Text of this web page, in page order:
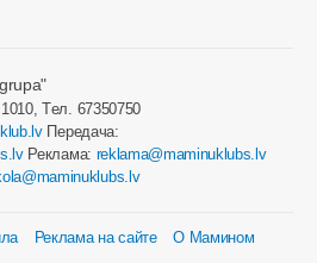
Tел. 67350750
Передача:
Реклама: reklama@maminuklubs.lv
Реклама на сайте
О Мамином